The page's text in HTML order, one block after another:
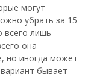
могут
убрать за 15
всего лишь
она
но иногда может
бывает